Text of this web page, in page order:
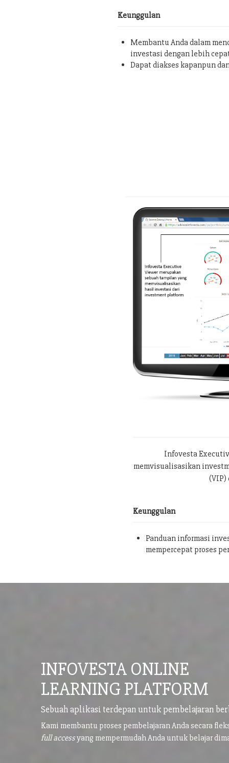
Keunggulan
Membantu Anda dalam
investasi dengan lebih
Dapat diakses kapanpun
Infovesta
memvisualisasikan
(VIP)
Keunggulan
Panduan informasi
mempercepat proses
INFOVESTA ONLINE
LEARNING PLATFORM
Sebuah aplikasi terdepan untuk pembelajaran
Kami membantu proses pembelajaran Anda secara
full accessyang mempermudah Anda untuk belajar